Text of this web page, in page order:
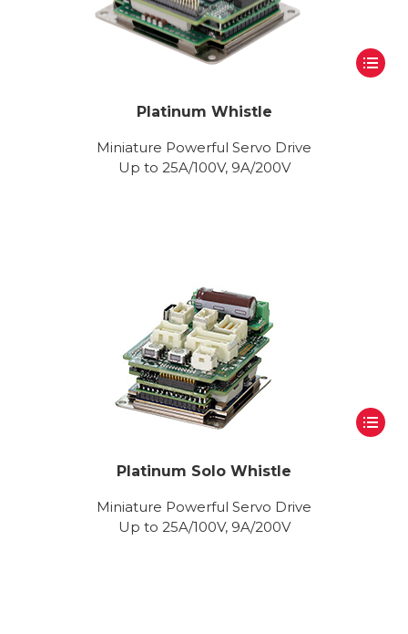
Platinum Whistle
Miniature Powerful Servo Drive
Up to 25A/100V, 9A/200V
Platinum Solo Whistle
Miniature Powerful Servo Drive
Up to 25A/100V, 9A/200V